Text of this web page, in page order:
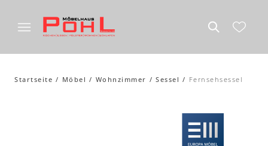
Startseite Möbel Wohnzimmer Sessel Fernsehsessel